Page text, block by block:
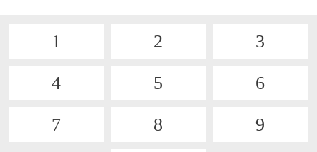
1 2 3
4 5 6
7 8 9